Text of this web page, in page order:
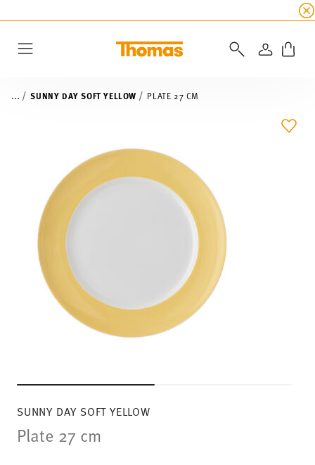
☀️ Up to 45% discount on all
LOGIN
... SUNNY DAY SOFT YELLOW PLATE 27 CM
SUNNY DAY SOFT YELLOW
Plate 27 cm
ADD